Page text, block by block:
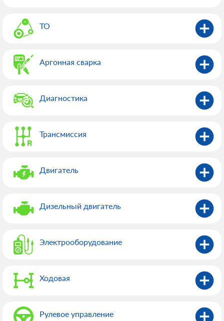
ТО
Аргонная сварка
Диагностика
Трансмиссия
Двигатель
Дизельный двигатель
Электрооборудованиe
Ходовая
Рулевое управление